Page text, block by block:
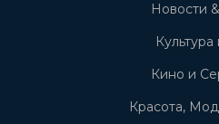
Новости
Культура
Кино и
Красота,